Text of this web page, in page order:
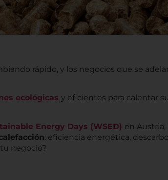
rápido, y los negocios que se
ecológicas y eficientes para calentar
Energy Days (WSED) en
: eficiencia energética,
negocio?